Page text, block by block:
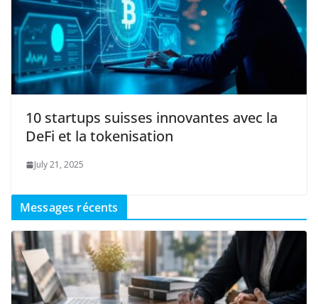
10 startups suisses innovantes avec la
DeFi et la tokenisation
July 21, 2025
Messages récents